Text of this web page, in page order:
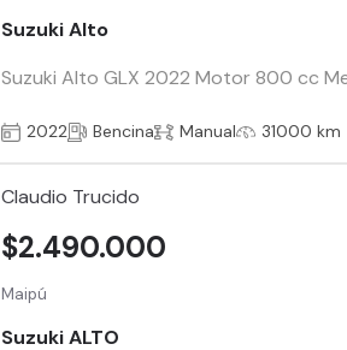
Suzuki Alto
Suzuki Alto GLX 2022 Motor 800 cc
2022 Bencina Manual 31000 km
Claudio Trucido
Maipú
Suzuki ALTO
$2.490.000